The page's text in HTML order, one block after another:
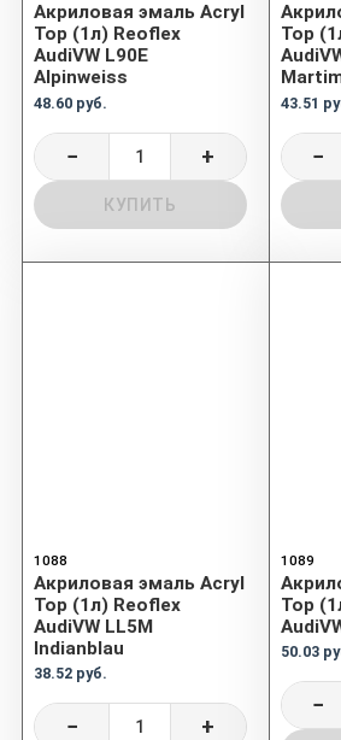
Акриловая эмаль Acryl
Top (1л) Reoflex
AudiVW L90E
Alpinweiss
48.60 руб.
− +
КУПИТЬ
Top
43.51
−
1088
Акриловая эмаль Acryl
Top (1л) Reoflex
AudiVW LL5M
Indianblau
38.52 руб.
− +
1089
Top
50.03
−